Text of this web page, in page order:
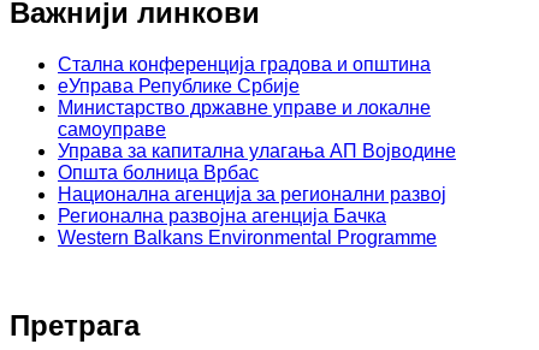
Важнији линкови
Стална конференција градова и општина
еУправа Републике Србије
Министарство државне управе и локалне
самоуправе
Управа за капитална улагања АП Војводине
Општа болница Врбас
Национална агенција за регионални развој
Регионална развојна агенција Бачка
Western Balkans Environmental Programme
Претрага